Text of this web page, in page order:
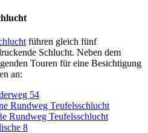
führen gleich fünf
Schlucht. Neben dem
Touren für eine Besichtigung
an:
54
Rundweg Teufelsschlucht
Rundweg Teufelsschlucht
8